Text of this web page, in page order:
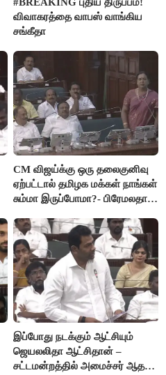
விவாகரத்தை வாபஸ் வாங்கிய
சங்கீதா
CM விஜய்க்கு ஒரு தலைகுனிவு
ஏற்பட்டால் தமிழக மக்கள் நாங்கள்
சும்மா இருப்போமா?- பிரேமலதா
இப்போது நடக்கும் ஆட்சியும்
ஜெயலலிதா ஆட்சிதான் –
சட்டமன்றத்தில் அமைச்சர் ஆதவ்